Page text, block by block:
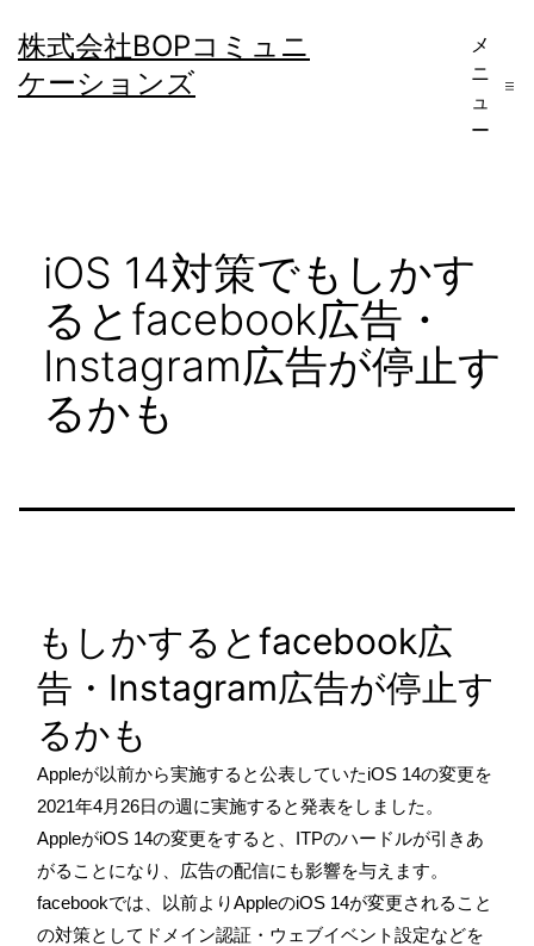
ン
テ
株式会社BOPコミュニ
ケーションズ
メ
ニ
ュ
ー
iOS 14対策でもしかす
るとfacebook広告・
Instagram広告が停止す
るかも
もしかするとfacebook広
告・Instagram広告が停止す
るかも
Appleが以前から実施すると公表していたiOS 14の変更を
2021年4月26日の週に実施すると発表をしました。
AppleがiOS 14の変更をすると、ITPのハードルが引きあ
がることになり、広告の配信にも影響を与えます。
facebookでは、以前よりAppleのiOS 14が変更されること
の対策としてドメイン認証・ウェブイベント設定などを